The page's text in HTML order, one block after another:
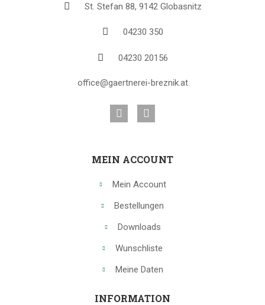
St. Stefan 88, 9142 Globasnitz
04230 350
04230 20156
office@gaertnerei-breznik.at
MEIN ACCOUNT
Mein Account
Bestellungen
Downloads
Wunschliste
Meine Daten
INFORMATION